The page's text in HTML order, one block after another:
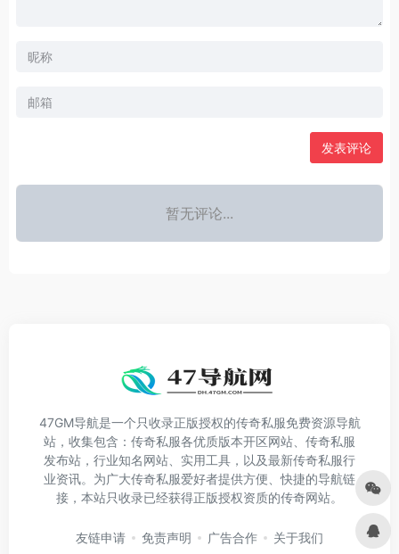
发表评论
暂无评论...
47GM导航是一个只收录正版授权的传奇私服免费资源导航
站，收集包含：传奇私服各优质版本开区网站、传奇私服
发布站，行业知名网站、实用工具，以及最新传奇私服行
业资讯。为广大传奇私服爱好者提供方便、快捷的导航链
接，本站只收录已经获得正版授权资质的传奇网站。
友链申请 免责声明 广告合作 关于我们